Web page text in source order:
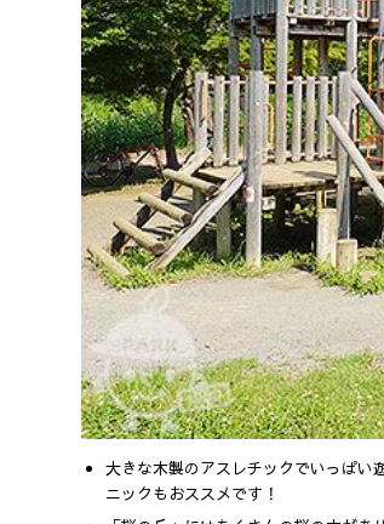
大きな木製のアスレチックでいっぱい
ニックもおススメです！